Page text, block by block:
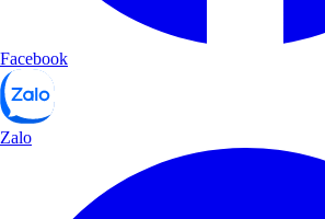
Facebook
Zalo